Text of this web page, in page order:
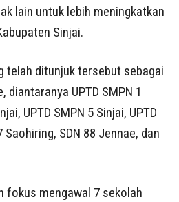
lain untuk lebih meningkatkan
Sinjai.
telah ditunjuk tersebut sebagai
diantaranya UPTD SMPN 1
UPTD SMPN 5 Sinjai, UPTD
Saohiring, SDN 88 Jennae, dan
fokus mengawal 7 sekolah